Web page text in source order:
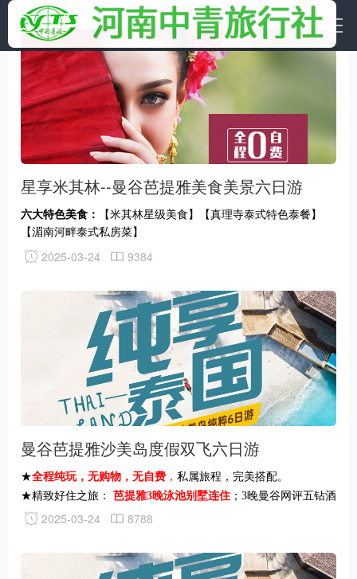
星享米其林--曼谷芭提雅美食美景六日游
六大特色美食：
【米其林星级美食】【真理寺泰式特色泰餐】
【湄南河畔泰式私房菜】
【岛上海鲜餐】【四部泰式自助餐】【拉玛雅娜特色
2025-03-24 9384
曼谷芭提雅沙美岛度假双飞六日游
★全程纯玩，无购物，无自费 ， 私属旅程，完美搭配。
★精致好住之旅：
芭提雅3晚泳池别墅连住 ；3晚曼谷网评五钻酒
店
★.经典泰国之旅：【曼谷】大皇宫.玉佛寺、湄南河游船；【芭
2025-03-24 8788